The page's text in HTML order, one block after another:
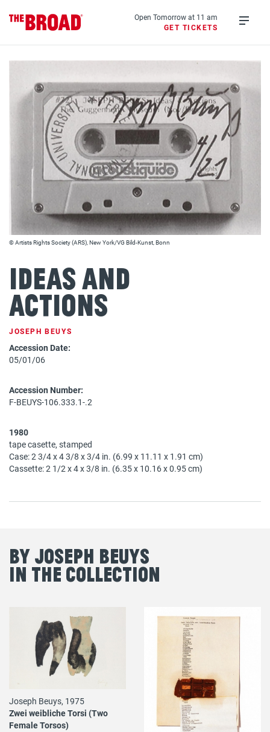
to
main
content
Open Tomorrow at 11 am
GET TICKETS
menu
© Artists Rights Society (ARS), New York/VG Bild-Kunst, Bonn
Ideas and
Actions
JOSEPH BEUYS
Accession Date:
05/01/06
Accession Number:
F-BEUYS-106.333.1-.2
1980
tape casette, stamped
Case: 2 3/4 x 4 3/8 x 3/4 in. (6.99 x 11.11 x 1.91 cm)
Cassette: 2 1/2 x 4 x 3/8 in. (6.35 x 10.16 x 0.95 cm)
By Joseph Beuys
in the Collection
Joseph Beuys, 1975
Zwei weibliche Torsi (Two
Female Torsos)